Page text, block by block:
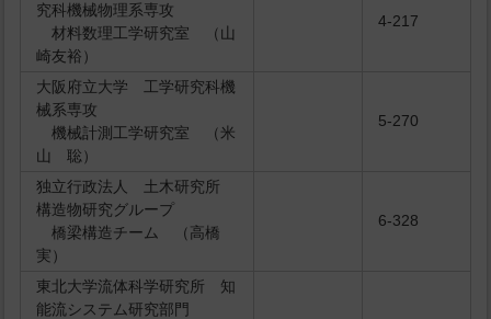
究科機械物理系専攻
材料数理工学研究室 （山
崎友裕）
4-217
大阪府立大学 工学研究科機
械系専攻
機械計測工学研究室 （米
山 聡）
5-270
独立行政法人 土木研究所
構造物研究グループ
橋梁構造チーム （高橋
実）
6-328
東北大学流体科学研究所 知
能流システム研究部門